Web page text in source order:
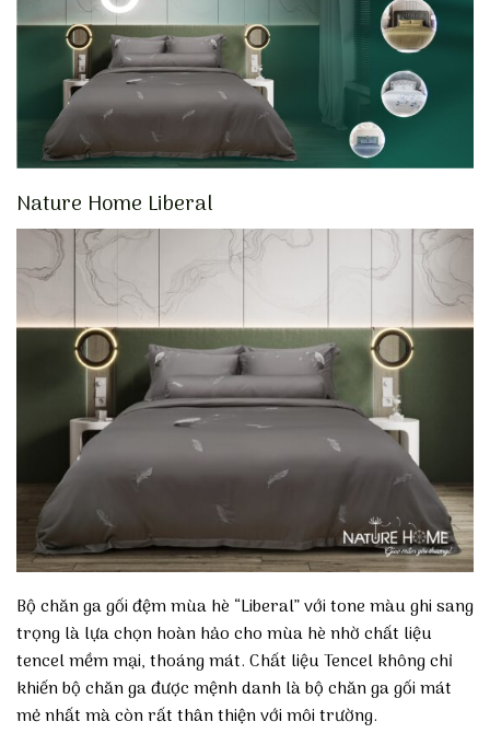
Nature Home Liberal
Bộ chăn ga gối đệm mùa hè “Liberal” với tone màu ghi sang
trọng là lựa chọn hoàn hảo cho mùa hè nhờ chất liệu
tencel mềm mại, thoáng mát. Chất liệu Tencel không chỉ
khiến bộ chăn ga được mệnh danh là bộ chăn ga gối mát
mẻ nhất mà còn rất thân thiện với môi trường.